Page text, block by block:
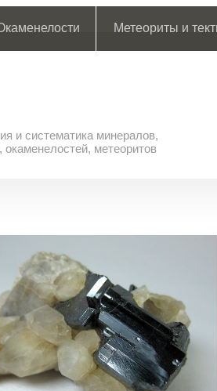
Метеориты и
и систематика минералов,
окаменелостей, метеоритов